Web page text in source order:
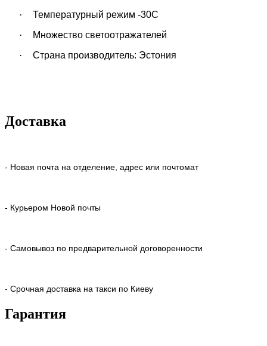
·
Температурный режим -30С
·
Множество светоотражателей
·
Страна производитель: Эстония
Доставка
- Новая почта на отделение, адрес или почтомат
- Курьером Новой почты
- Самовывоз по предварительной договоренности
- Срочная доставка на такси по Киеву
Гарантия